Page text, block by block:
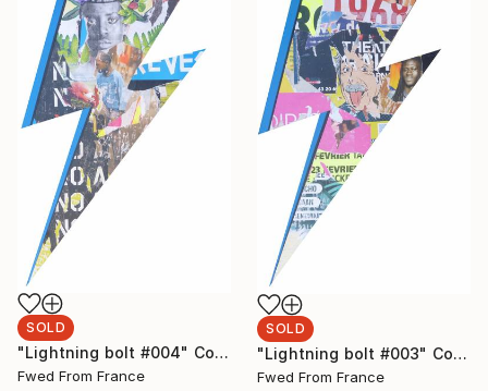
SOLD
"Lightning bolt #004" Collage
Fwed From France
SOLD
"Lightning bolt #003" Collage
Fwed From France